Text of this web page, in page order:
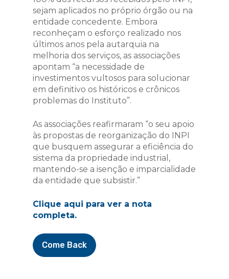
sejam aplicados no próprio órgão ou na
entidade concedente. Embora
reconheçam o esforço realizado nos
últimos anos pela autarquia na
melhoria dos serviços, as associações
apontam “a necessidade de
investimentos vultosos para solucionar
em definitivo os históricos e crônicos
problemas do Instituto”.
As associações reafirmaram “o seu apoio
às propostas de reorganização do INPI
que busquem assegurar a eficiência do
sistema da propriedade industrial,
mantendo-se a isenção e imparcialidade
da entidade que subsistir.”
Clique aqui para ver a nota
completa.
Come Back